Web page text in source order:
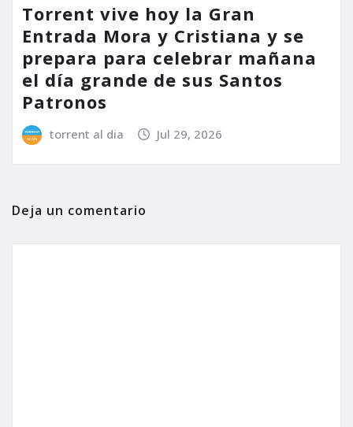
Torrent vive hoy la Gran
Entrada Mora y Cristiana y se
prepara para celebrar mañana
el día grande de sus Santos
Patronos
torrent al dia Jul 29, 2026
Deja un comentario